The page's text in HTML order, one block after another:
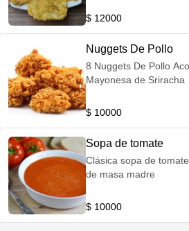
$ 12000
Nuggets De Pollo
8 Nuggets De Pollo
Mayonesa de Sriracha
$ 10000
Sopa de tomate
Clásica sopa de
de masa madre
$ 10000